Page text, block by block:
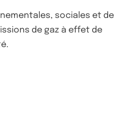
sociales et de
de gaz à effet de